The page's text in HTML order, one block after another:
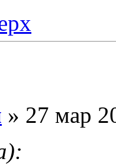
» 27 мар